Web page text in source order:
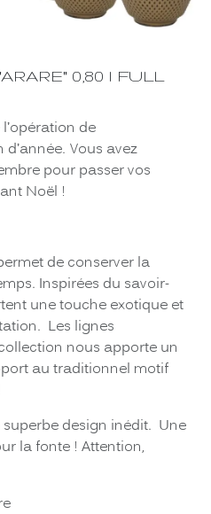
0,80 l FULL
de
Vous avez
pour passer vos
Noël !
de conserver la
Inspirées du savoir-
une touche exotique et
Les lignes
nous apporte un
au traditionnel motif
design inédit. Une
la fonte ! Attention,